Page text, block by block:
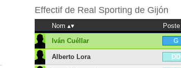
Effectif de Real Sporting de Gijón
Nom Poste
Iván Cuéllar
G
Alberto Lora DD